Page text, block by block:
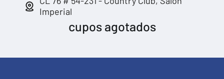
Imperial
cupos agotados